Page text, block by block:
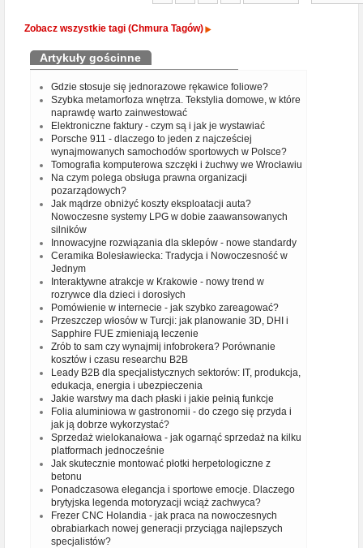
Zobacz wszystkie tagi (Chmura Tagów)
Artykuły gościnne
Gdzie stosuje się jednorazowe rękawice foliowe?
Szybka metamorfoza wnętrza. Tekstylia domowe, w które
naprawdę warto zainwestować
Elektroniczne faktury - czym są i jak je wystawiać
Porsche 911 - dlaczego to jeden z najcześciej
wynajmowanych samochodów sportowych w Polsce?
Tomografia komputerowa szczęki i żuchwy we Wrocławiu
Na czym polega obsługa prawna organizacji
pozarządowych?
Jak mądrze obniżyć koszty eksploatacji auta?
Nowoczesne systemy LPG w dobie zaawansowanych
silników
Innowacyjne rozwiązania dla sklepów - nowe standardy
Ceramika Bolesławiecka: Tradycja i Nowoczesność w
Jednym
Interaktywne atrakcje w Krakowie - nowy trend w
rozrywce dla dzieci i dorosłych
Pomówienie w internecie - jak szybko zareagować?
Przeszczep włosów w Turcji: jak planowanie 3D, DHI i
Sapphire FUE zmieniają leczenie
Zrób to sam czy wynajmij infobrokera? Porównanie
kosztów i czasu researchu B2B
Leady B2B dla specjalistycznych sektorów: IT, produkcja,
edukacja, energia i ubezpieczenia
Jakie warstwy ma dach płaski i jakie pełnią funkcje
Folia aluminiowa w gastronomii - do czego się przyda i
jak ją dobrze wykorzystać?
Sprzedaż wielokanałowa - jak ogarnąć sprzedaż na kilku
platformach jednocześnie
Jak skutecznie montować płotki herpetologiczne z
betonu
Ponadczasowa elegancja i sportowe emocje. Dlaczego
brytyjska legenda motoryzacji wciąż zachwyca?
Frezer CNC Holandia - jak praca na nowoczesnych
obrabiarkach nowej generacji przyciąga najlepszych
specjalistów?